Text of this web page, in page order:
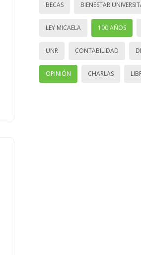
BECAS BIENESTAR
LEY MICAELA 100 AÑOS
UNR CONTABILIDAD
OPINIÓN CHARLAS